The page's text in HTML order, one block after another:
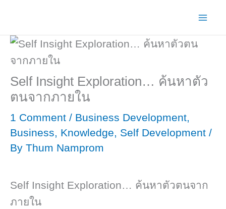
content
Self Insight Exploration… ค้นหาตัว
ตนจากภายใน
1 Comment / Business Development,
Business, Knowledge, Self Development /
By Thum Namprom
Self Insight Exploration… ค้นหาตัวตนจาก
ภายใน